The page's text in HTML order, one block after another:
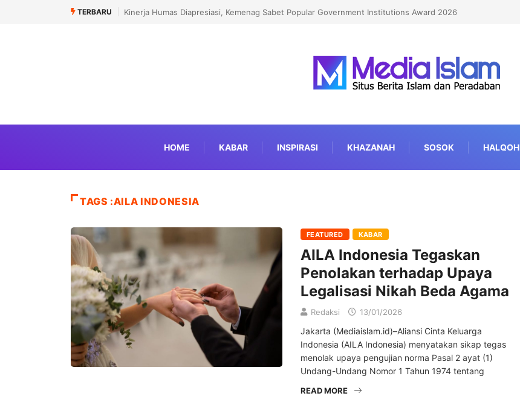
TERBARU Kinerja Humas Diapresiasi, Kemenag Sabet Popular Government Institutions Award 2026
HOME KABAR INSPIRASI KHAZANAH SOSOK HALQOH
TAGS :AILA INDONESIA
FEATURED KABAR
AILA Indonesia Tegaskan
Penolakan terhadap Upaya
Legalisasi Nikah Beda Agama
Redaksi 13/01/2026
Jakarta (Mediaislam.id)–Aliansi Cinta Keluarga
Indonesia (AILA Indonesia) menyatakan sikap tegas
menolak upaya pengujian norma Pasal 2 ayat (1)
Undang-Undang Nomor 1 Tahun 1974 tentang
READ MORE